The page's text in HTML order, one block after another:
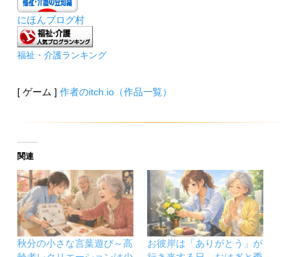
にほんブログ村
福祉・介護ランキング
[ ゲーム ] 作者のitch.io（作品一覧）
関連
秋分の小さな言葉遊び～高
お彼岸は「ありがとう」が